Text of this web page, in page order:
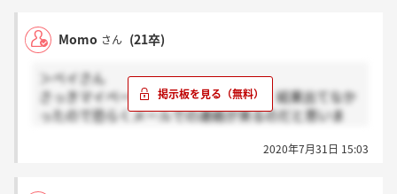
Momo さん (21卒)
＞ベイさん
さっきマイページ確認したんですけど、結果出てなか
ったので恐らくメールでの連絡が来るのだと思いま
2020年7月31日 15:03